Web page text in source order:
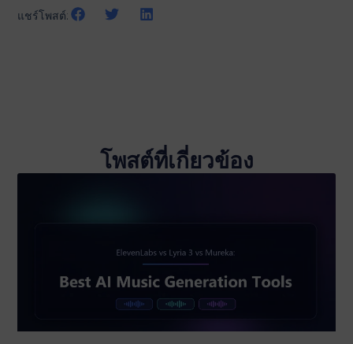
แชร์โพสต์:
โพสต์ที่เกี่ยวข้อง